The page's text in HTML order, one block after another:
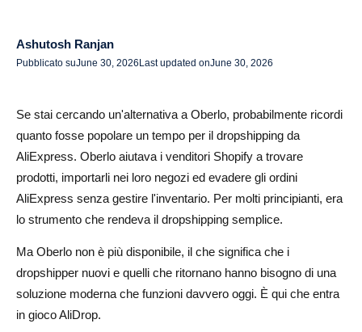
Chi non dovrebbe scegliere AliDrop?
AliDrop
Fase 2: Trova prodotti su AliExpress
Passaggio 3: Importa Prodotti Con AliDrop
Passaggio 4: Imposta Regole di Prezzo e Spedizione
Passaggio 5: Testa, Evadi e Ottimizza
Verdetto Finale: AliDrop vs Alternativa a Oberlo
Ashutosh Ranjan
Pubblicato suJune 30, 2026 Last updated onJune 30, 2026
Se stai cercando un'alternativa a Oberlo, probabilmente ricordi
quanto fosse popolare un tempo per il dropshipping da
AliExpress. Oberlo aiutava i venditori Shopify a trovare
prodotti, importarli nei loro negozi ed evadere gli ordini
AliExpress senza gestire l'inventario. Per molti principianti, era
lo strumento che rendeva il dropshipping semplice.
Ma Oberlo non è più disponibile, il che significa che i
dropshipper nuovi e quelli che ritornano hanno bisogno di una
soluzione moderna che funzioni davvero oggi. È qui che entra
in gioco AliDrop.